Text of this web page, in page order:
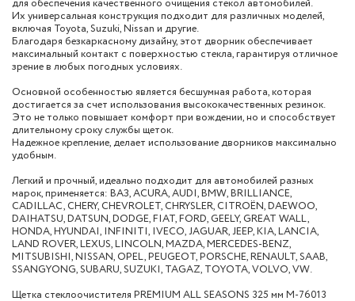
для обеспечения качественного очищения стекол автомобилей.
Их универсальная конструкция подходит для различных моделей,
включая Toyota, Suzuki, Nissan и другие.
Благодаря безкаркасному дизайну, этот дворник обеспечивает
максимальный контакт с поверхностью стекла, гарантируя отличное
зрение в любых погодных условиях.
Основной особенностью является бесшумная работа, которая
достигается за счет использования высококачественных резинок.
Это не только повышает комфорт при вождении, но и способствует
длительному сроку службы щеток.
Надежное крепление, делает использование дворников максимально
удобным.
Легкий и прочный, идеально подходит для автомобилей разных
марок, применяется: ВАЗ, ACURA, AUDI, BMW, BRILLIANCE,
CADILLAC, CHERY, CHEVROLET, CHRYSLER, CITROËN, DAEWOO,
DAIHATSU, DATSUN, DODGE, FIAT, FORD, GEELY, GREAT WALL,
HONDA, HYUNDAI, INFINITI, IVECO, JAGUAR, JEEP, KIA, LANCIA,
LAND ROVER, LEXUS, LINCOLN, MAZDA, MERCEDES-BENZ,
MITSUBISHI, NISSAN, OPEL, PEUGEOT, PORSCHE, RENAULT, SAAB,
SSANGYONG, SUBARU, SUZUKI, TAGAZ, TOYOTA, VOLVO, VW.
Щетка стеклоочистителя PREMIUM ALL SEASONS 325 мм M-76013